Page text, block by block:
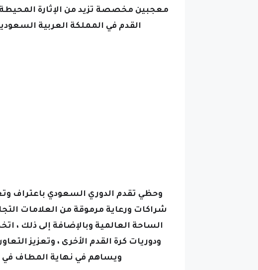
معجبين مخصصة تزيد من الإثارة
القدم في المملكة العربية
وحظي تقدم الدوري السعودي باعتراف
شراكات ورعاية مرموقة من العلامات
الساحة العالمية وبالإضافة إلى ذلك ،
ودوريات كرة القدم الأخرى ، وتعزيز
ويساهم في نهاية المطاف في